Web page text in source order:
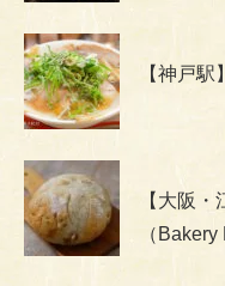
【神戸
【大阪
（